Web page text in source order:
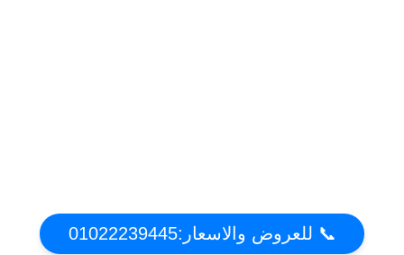
📞 للعروض والاسعار:01022239445